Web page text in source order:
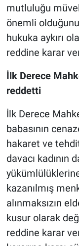
mutluluğu
önemli
hukuka aykırı
reddine karar
İlk Derece
reddetti
İlk Derece
babasının
hakaret ve
davacı kadının
kazanılmış
alınmaksızın
kusur olarak
reddine karar